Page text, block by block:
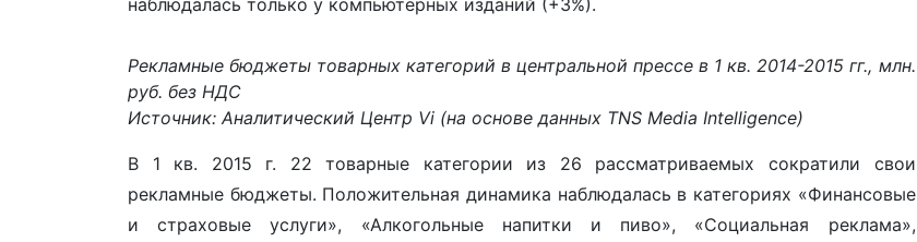
Рекламные бюджеты товарных категорий в центральной прессе в 1 кв. 2014-2015 гг., млн.
руб. без НДС
Источник: Аналитический Центр Vi (на основе данных TNS Media Intelligence)
В 1 кв. 2015 г. 22 товарные категории из 26 рассматриваемых сократили свои
рекламные бюджеты. Положительная динамика наблюдалась в категориях «Финансовые
и страховые услуги», «Алкогольные напитки и пиво», «Социальная реклама»,